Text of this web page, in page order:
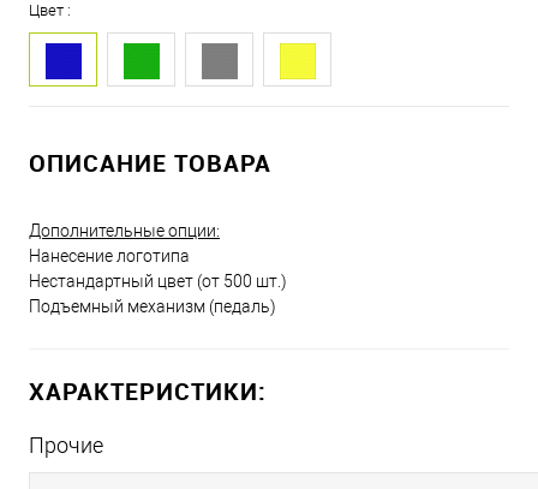
Цвет :
ОПИСАНИЕ ТОВАРА
Дополнительные опции:
Нанесение логотипа
Нестандартный цвет (от 500 шт.)
Подъемный механизм (педаль)
ХАРАКТЕРИСТИКИ:
Прочие